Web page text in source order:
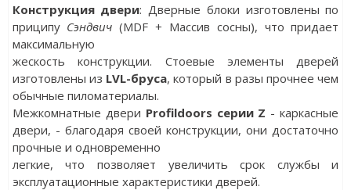
Конструкция двери: Дверные блоки изготовлены по
приципу Сэндвич (MDF + Массив сосны), что придает
максимальную
жескость конструкции. Стоевые элементы дверей
изготовлены из LVL-бруса, который в разы прочнее чем
обычные пиломатериалы.
Межкомнатные двери Profildoors серии Z - каркасные
двери, - благодаря своей конструкции, они достаточно
прочные и одновременно
легкие, что позволяет увеличить срок службы и
эксплуатационные характеристики дверей.